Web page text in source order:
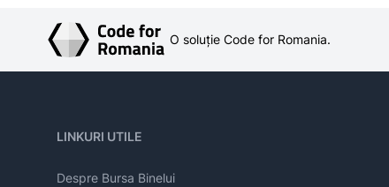
O soluție Code for Romania.
LINKURI UTILE
Despre Bursa Binelui